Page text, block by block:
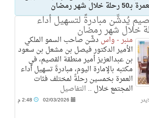
خلال شهر رمضان
يُدشِّن مبادرةً لتسهيل أداء
منبر - واس دشَّن صاحب السمو الملكي
الأمير الدكتور فيصل بن مشعل بن سعود
بن عبدالعزيز أمير منطقة القصيم، في
مكتبه بالإمارة اليوم، مبادرةَ تسهيل أداء
العمرة بخمسين رحلةً لمختلف فئات
المجتمع خلال .. التفاصيل
02/03/2026